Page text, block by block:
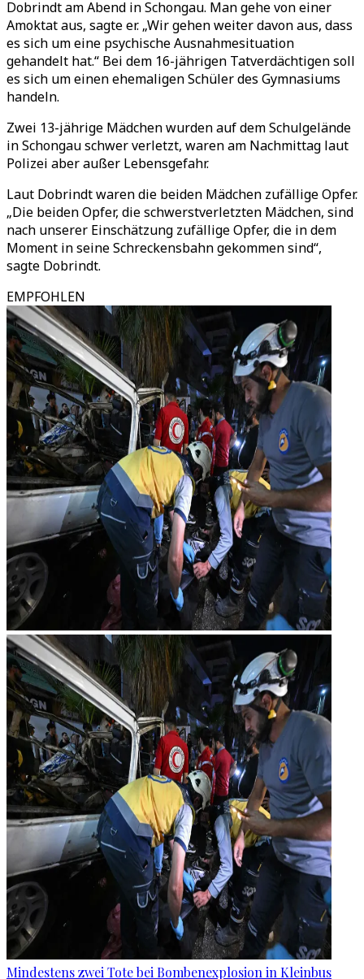
Dobrindt am Abend in Schongau. Man gehe von einer
Amoktat aus, sagte er. „Wir gehen weiter davon aus, dass
es sich um eine psychische Ausnahmesituation
gehandelt hat.“ Bei dem 16-jährigen Tatverdächtigen soll
es sich um einen ehemaligen Schüler des Gymnasiums
handeln.
Zwei 13-jährige Mädchen wurden auf dem Schulgelände
in Schongau schwer verletzt, waren am Nachmittag laut
Polizei aber außer Lebensgefahr.
Laut Dobrindt waren die beiden Mädchen zufällige Opfer.
„Die beiden Opfer, die schwerstverletzten Mädchen, sind
nach unserer Einschätzung zufällige Opfer, die in dem
Moment in seine Schreckensbahn gekommen sind“,
sagte Dobrindt.
EMPFOHLEN
Mindestens zwei Tote bei Bombenexplosion in Kleinbus